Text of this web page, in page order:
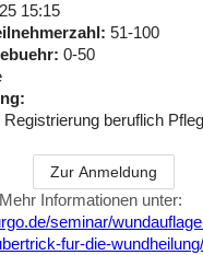
Die URGO
Medical, Teil der
französischen
familiengeführten
15:15
51-100
0-50
Registrierung beruflich
Zur Anmeldung
Mehr Informationen unter:
seminar/
fur-die-wundheilung/